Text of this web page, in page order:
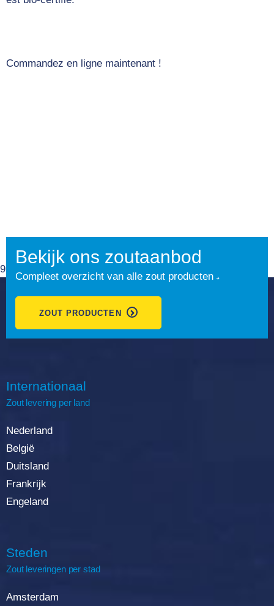
Commandez en ligne maintenant !
9.1
Bekijk ons zoutaanbod
Compleet overzicht van alle zout producten
ZOUT PRODUCTEN
Internationaal
Zout levering per land
Nederland
België
Duitsland
Frankrijk
Engeland
Steden
Zout leveringen per stad
Amsterdam